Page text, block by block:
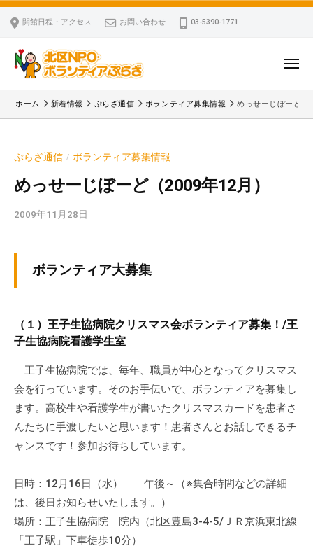
コ
ス
開館日程・アクセス お問い合わせ 03-5390-1771
区
P
・
ボ
ン
ィ
ぷ
ら
ざ
北
P
O
ボ
ぷ
ら
は
、
N
P
・
ン
メ
ー
ホーム 新着情報 ぷらざ通信 ボランティア募集情報 めっせーじぼーど（
ぷらざ通信 / ボランティア募集情報
めっせーじぼーど（2009年12月）
2009年11月28日
d
m
i
ボランティア大募集
（１）王子生協病院クリスマス会ボランティア募集！/王
子生協病院看護学生室
王子生協病院では、毎年、職員が中心となってクリスマス
会を行っています。そのお手伝いで、ボランティアを募集し
ます。高校生や看護学生が書いたクリスマスカードを患者さ
んたちに手渡したいと思います！患者さんとお話しできるチ
ャンスです！参加お待ちしています。
日時：12月16日（水） 午後～（※集合時間などの詳細
は、後日お知らせいたします。）
場所：王子生協病院 院内（北区豊島3-4-5/ＪＲ京浜東北線
「王子駅」下車徒歩10分）
区
N
O
・
ラ
ィ
ア
ぷ
ら
ー